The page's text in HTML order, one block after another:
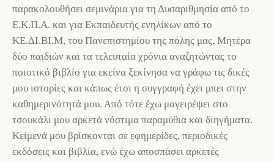
παρακολουθήσει σεμινάρια για τη Δυσαριθμησία από το
Ε.Κ.Π.Α. και για Εκπαιδευτής ενηλίκων από το
ΚΕ.ΔΙ.ΒΙ.Μ, του Πανεπιστημίου της πόλης μας. Μητέρα
δύο παιδιών και τα τελευταία χρόνια αναζητώντας το
ποιοτικό βιβλίο για εκείνα ξεκίνησα να γράφω τις δικές
μου ιστορίες και κάπως έτσι η συγγραφή έχει μπει στην
καθημερινότητά μου. Από τότε έχω μαγειρέψει στο
τσουκάλι μου αρκετά νόστιμα παραμύθια και διηγήματα.
Κείμενά μου βρίσκονται σε εφημερίδες, περιοδικές
εκδόσεις και βιβλία, ενώ έχω αποσπάσει αρκετές